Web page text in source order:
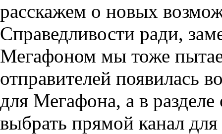
расскажем о новых
Справедливости ради,
Мегафоном мы тоже
отправителей появилась
для Мегафона, а в
выбрать прямой канал